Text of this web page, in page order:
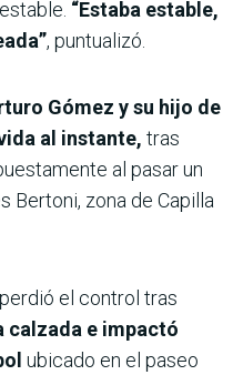
“Estaba estable,
, puntualizó.
Gómez y su hijo de
al instante, tras
al pasar un
Bertoni, zona de Capilla
el control tras
calzada e impactó
ubicado en el paseo